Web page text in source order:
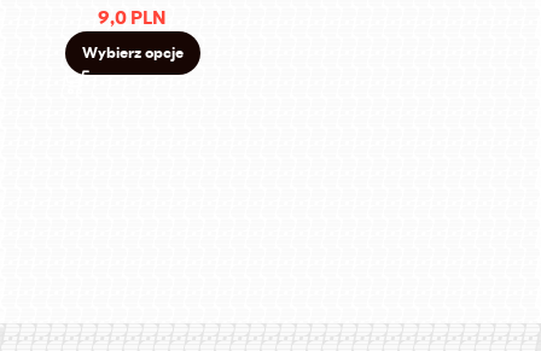
9,0 PLN
Wybierz opcje